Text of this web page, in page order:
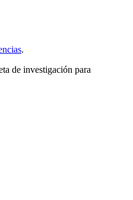
.
de investigación para